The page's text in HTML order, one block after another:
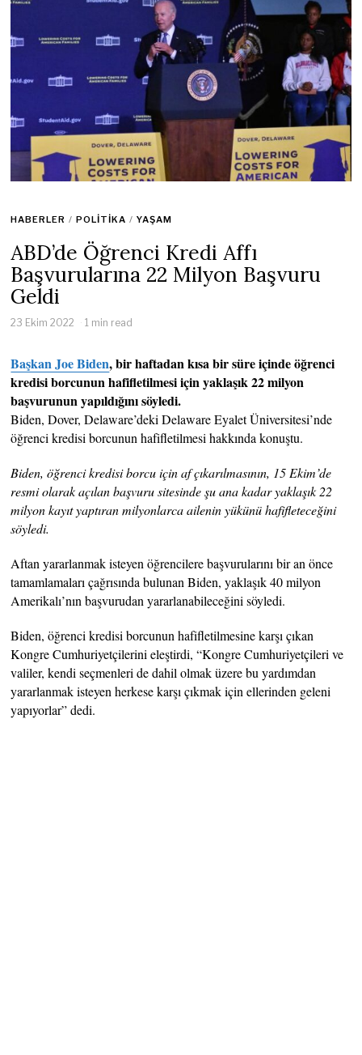
HABERLER / POLITIKA / YAŞAM
ABD’de Öğrenci Kredi Affı
Başvurularına 22 Milyon Başvuru
Geldi
23 Ekim 2022 1 min read
Başkan Joe Biden, bir haftadan kısa bir süre içinde öğrenci
kredisi borcunun hafifletilmesi için yaklaşık 22 milyon
başvurunun yapıldığını söyledi.
Biden, Dover, Delaware’deki Delaware Eyalet Üniversitesi’nde
öğrenci kredisi borcunun hafifletilmesi hakkında konuştu.
Biden, öğrenci kredisi borcu için af çıkarılmasının, 15 Ekim’de
resmi olarak açılan başvuru sitesinde şu ana kadar yaklaşık 22
milyon kayıt yaptıran milyonlarca ailenin yükünü hafifleteceğini
söyledi.
Aftan yararlanmak isteyen öğrencilere başvurularını bir an önce
tamamlamaları çağrısında bulunan Biden, yaklaşık 40 milyon
Amerikalı’nın başvurudan yararlanabileceğini söyledi.
Biden, öğrenci kredisi borcunun hafifletilmesine karşı çıkan
Kongre Cumhuriyetçilerini eleştirdi, “Kongre Cumhuriyetçileri ve
valiler, kendi seçmenleri de dahil olmak üzere bu yardımdan
yararlanmak isteyen herkese karşı çıkmak için ellerinden geleni
yapıyorlar” dedi.